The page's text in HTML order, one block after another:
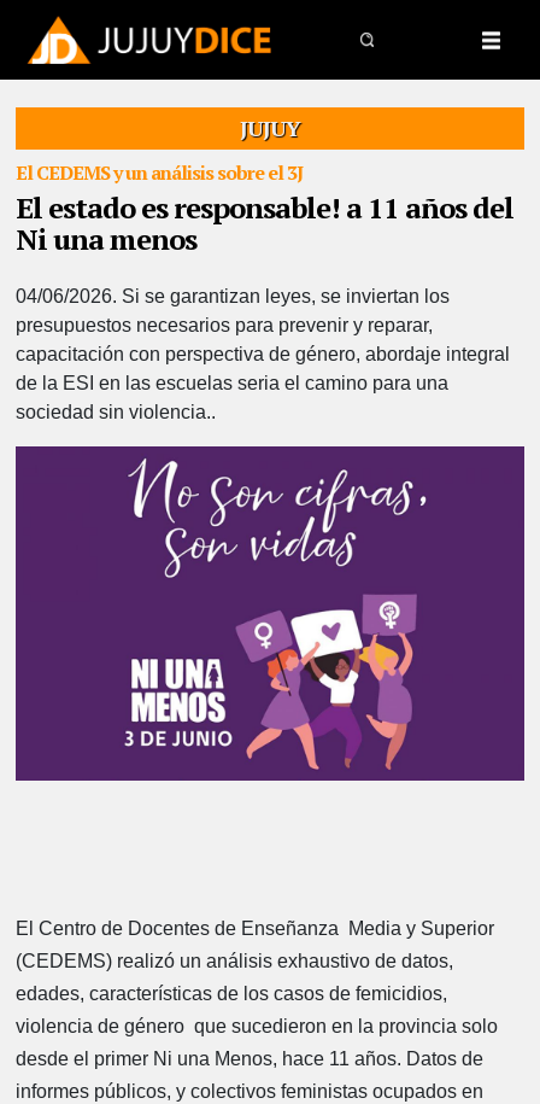
JUJUY
El CEDEMS y un análisis sobre el 3J
El estado es responsable! a 11 años del
Ni una menos
04/06/2026. Si se garantizan leyes, se inviertan los
presupuestos necesarios para prevenir y reparar,
capacitación con perspectiva de género, abordaje integral
de la ESI en las escuelas seria el camino para una
sociedad sin violencia..
El Centro de Docentes de Enseñanza Media y Superior
(CEDEMS) realizó un análisis exhaustivo de datos,
edades, características de los casos de femicidios,
violencia de género que sucedieron en la provincia solo
desde el primer Ni una Menos, hace 11 años. Datos de
informes públicos, y colectivos feministas ocupados en